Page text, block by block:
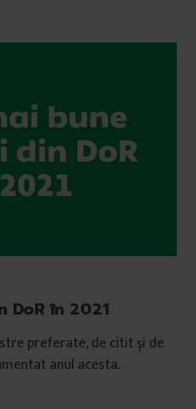
DoR în 2021
preferate, de citit și de
anul acesta.